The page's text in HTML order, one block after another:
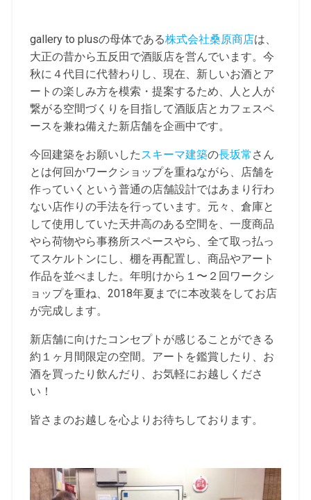
gallery to plusの母体である株式会社桑原商店は、
大正の昔から五反田で酒販店を営んでいます。今
秋に４代目に代替わりし、現在、新しいお酒とア
ートの楽しみ方を模索・提案するため、人と人が
繋がる空間づくりを目指して酒販店とカフェスペ
ースを兼ね備えた新店舗を企画中です。
今回建築をお願いしたスキーマ建築の長坂常 さん
とは何回かワークショップを重ねながら、店舗を
作っていくという普通の店舗設計ではあまり行わ
ない店作りの手法を行っています。元々、倉庫と
して使用していた天井高のある空間を、一度商品
やら荷物やら事務所スペースやら、全て取っ払っ
てスケルトンにし、棚を再配置し、商品やアート
作品を並べました。年明けから１〜２回ワークシ
ョップを重ね、2018年夏までに本改装をしてお店
が完成します。
新店舗に向けたコンセプトが感じることができる
約１ヶ月間限定の空間。アートを鑑賞したり、お
酒を買ったり飲んだり、お気軽にお越しくださ
い！
皆さまのお越しを心よりお待ちしております。